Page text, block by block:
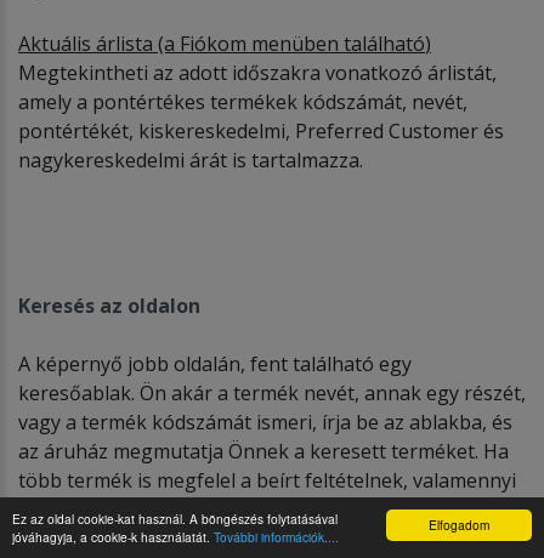
Elfogadom
Ez az oldal cookie-kat használ. A böngészés folytatásával
jóváhagyja, a cookie-k használatát. További információk....
Aktuális árlista (a Fiókom menüben található)
Megtekintheti az adott időszakra vonatkozó árlistát,
amely a pontértékes termékek kódszámát, nevét,
pontértékét, kiskereskedelmi, Preferred Customer és
nagykereskedelmi árát is tartalmazza.
Keresés az oldalon
A képernyő jobb oldalán, fent található egy
keresőablak. Ön akár a termék nevét, annak egy részét,
vagy a termék kódszámát ismeri, írja be az ablakba, és
az áruház megmutatja Önnek a keresett terméket. Ha
több termék is megfelel a beírt feltételnek, valamennyi
megjelenik, egymás alatt. Közülük kiválasztható a
keresett termék. Minél pontosabban adja meg a